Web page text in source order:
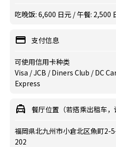
吃晚饭: 6,600 日元 / 午餐: 2,500
支付信息
可使用信用卡种类
Visa / JCB / Diners Club / DC
Express
餐厅位置（若搭乘出租车，
福岡県北九州市小倉北区魚町2-
202